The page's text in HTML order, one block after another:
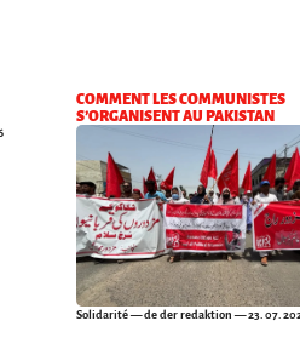
COMMENT LES COMMUNISTES
S’ORGANISENT AU PAKISTAN
Solidarité— de der redaktion — 23. 07.